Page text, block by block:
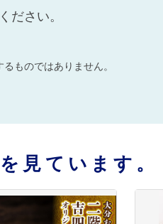
ださい。
ものではありません。
見ています。